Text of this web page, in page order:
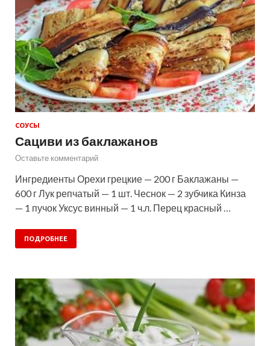
СОУСЫ
Сациви из баклажанов
Оставьте комментарий
Ингредиенты Орехи грецкие — 200 г Баклажаны —
600 г Лук репчатый — 1 шт. Чеснок — 2 зубчика Кинза
— 1 пучок Уксус винный — 1 ч.л. Перец красный …
ПОДРОБНЕЕ